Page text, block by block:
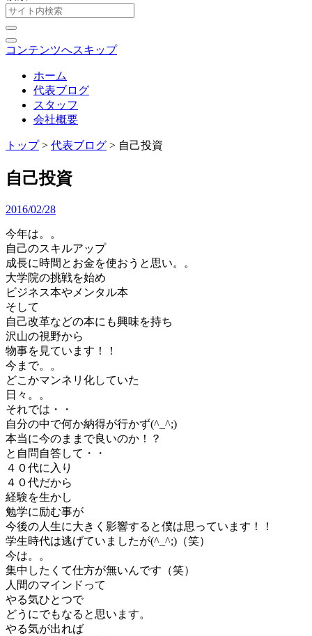
コンテンツへスキップ
ホーム
代表ブログ
スタッフ
会社概要
トップ> 代表ブログ > 自己投資
自己投資
2016/02/28
今年は。。
自己のスキルアップ
成長に時間とお金を使おうと思い。。
大学院の挑戦を始め
ビジネス本やメンタル本
そして
自己改革などの本にも興味を持ち
沢山の視野から
物事を見ています！！
今まで。。
どこかマンネリ化していた
日々。。
それでは・・
自分の中で何か納得が行かず(^_^;)
本当に今のままで良いのか！？
と自問自答して・・
４０代に入り
４０代だから
経験を生かし
勉学に励む事が
今後の人生に大きく影響すると僕は思っています！！
学生時代は逃げていましたが(^_^;)（笑）
今は。。
集中したくて仕方が無いんです（笑）
人間のマインドって
やる気ひとつで
どうにでもなると思います。
やる気が出れば